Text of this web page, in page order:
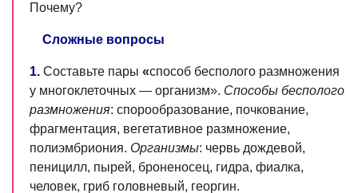
Почему?
Сложные вопросы
1. Составьте пары «способ бесполого размножения
у многоклеточных — организм». Способы бесполого
размножения: спорообразование, почкование,
фрагментация, вегетативное размножение,
полиэмбриония. Организмы: червь дождевой,
пеницилл, пырей, броненосец, гидра, фиалка,
человек, гриб головневый, георгин.